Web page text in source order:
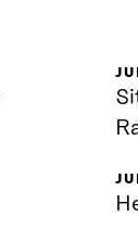
Sitra.